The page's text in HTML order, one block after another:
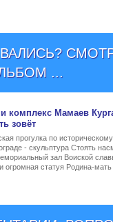
...
комплекс Мамаев
зовёт
прогулка по
- скульптура Стоять
зал Воиской
огромная статуя Родина-мать